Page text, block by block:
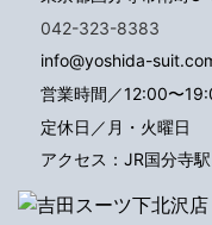
042-323-8383
info@yoshida-
営業時間／12:00〜
定休日／月・火曜日
アクセス：JR国分寺